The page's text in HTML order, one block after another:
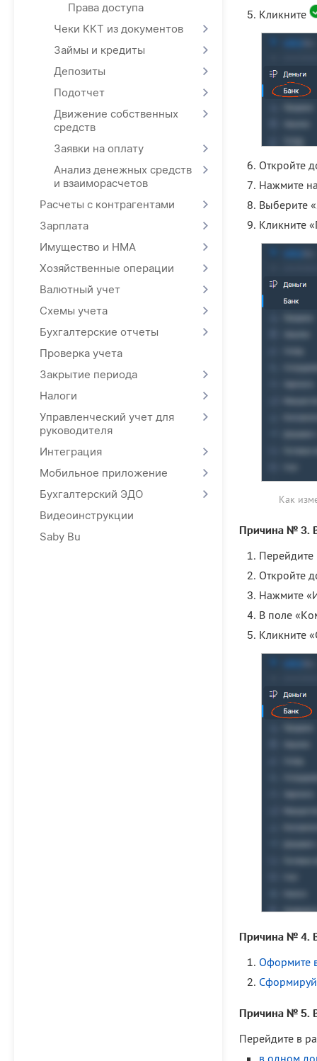
Права доступа
Чеки ККТ из документов
Займы и кредиты
Депозиты
Подотчет
Движение собственных
средств
Заявки на оплату
Анализ денежных средств
и взаиморасчетов
Расчеты с контрагентами
Зарплата
Имущество и НМА
Хозяйственные операции
Валютный учет
Схемы учета
Бухгалтерские отчеты
Проверка учета
Закрытие периода
Налоги
Управленческий учет для
руководителя
Интеграция
Мобильное приложение
Бухгалтерский ЭДО
Видеоинструкции
Saby Bu
Кликните
Откройте
Нажмите
Выберите
Кликните
Как
Причина № 3. В
Перейдите
Откройте
Нажмите
В поле
Кликните
Причина № 4. В
Оформите
Причина № 5.
Перейдите в
в одном